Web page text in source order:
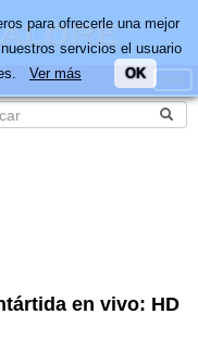
en vivo: HD
para ofrecerle una mejor
servicios el usuario
Ver más OK